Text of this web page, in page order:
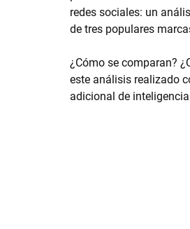
redes sociales: un
de tres populares
¿Cómo se comparan?
este análisis realizado
adicional de